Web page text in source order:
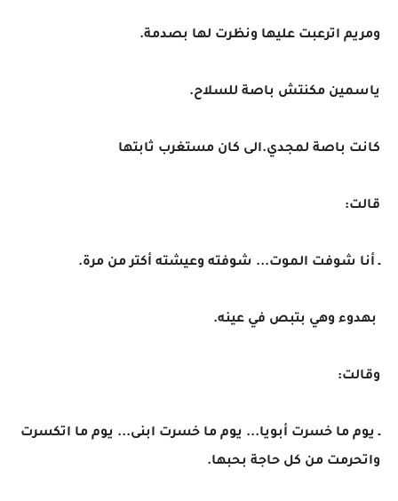
ومريم اترعبت عليها ونظرت لها بصدمة.
ياسمين مكنتش باصة للسلاح.
كانت باصة لمجدي.الى كان مستغرب ثابتها
قالت:
ـ أنا شوفت الموت... شوفته وعيشته أكتر من مرة.
بهدوء وهي بتبص في عينه.
وقالت:
ـ يوم ما خسرت أبويا... يوم ما خسرت ابنى... يوم ما اتكسرت
واتحرمت من كل حاجة بحبها.